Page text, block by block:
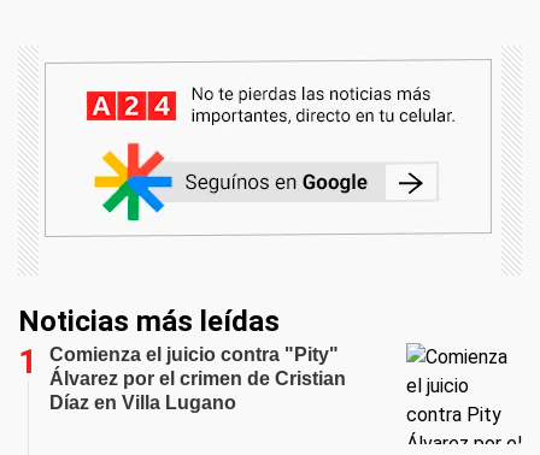
Noticias más leídas
Comienza el juicio contra "Pity"
Álvarez por el crimen de Cristian
Díaz en Villa Lugano